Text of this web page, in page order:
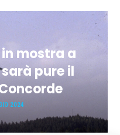
mostra a
pure il
2024